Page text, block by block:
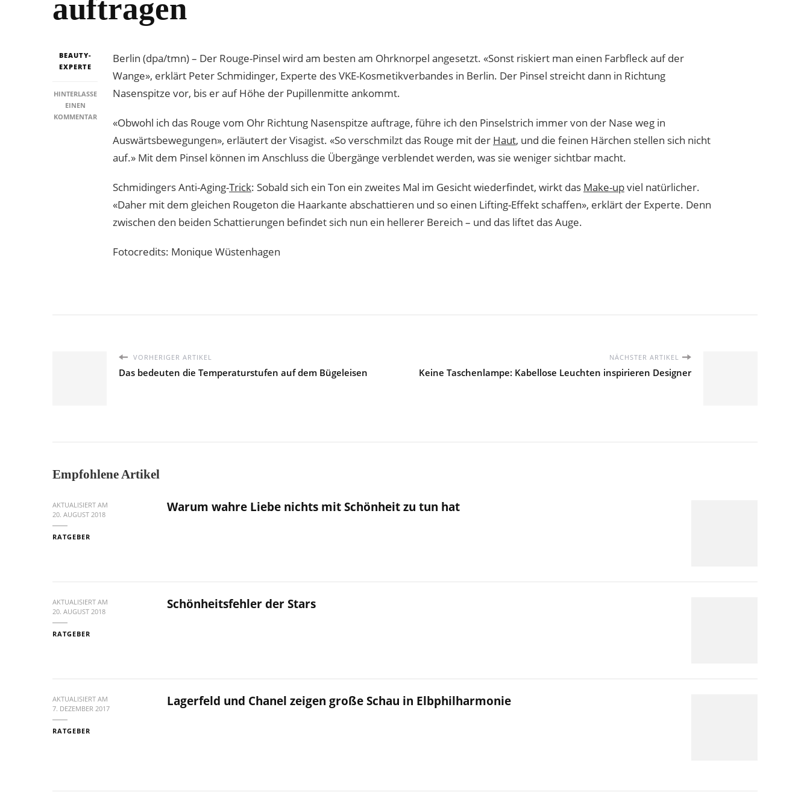
auftragen
BEAUTY-
EXPERTE
HINTERLASSE
EINEN
KOMMENTARZU
ROUGE
AUFTRAGEN
Berlin (dpa/tmn) – Der Rouge-Pinsel wird am besten am Ohrknorpel angesetzt. «Sonst riskiert man einen Farbfleck auf der
Wange», erklärt Peter Schmidinger, Experte des VKE-Kosmetikverbandes in Berlin. Der Pinsel streicht dann in Richtung
Nasenspitze vor, bis er auf Höhe der Pupillenmitte ankommt.
«Obwohl ich das Rouge vom Ohr Richtung Nasenspitze auftrage, führe ich den Pinselstrich immer von der Nase weg in
Auswärtsbewegungen», erläutert der Visagist. «So verschmilzt das Rouge mit der Haut, und die feinen Härchen stellen sich nicht
auf.» Mit dem Pinsel können im Anschluss die Übergänge verblendet werden, was sie weniger sichtbar macht.
Schmidingers Anti-Aging-Trick: Sobald sich ein Ton ein zweites Mal im Gesicht wiederfindet, wirkt das Make-upviel natürlicher.
«Daher mit dem gleichen Rougeton die Haarkante abschattieren und so einen Lifting-Effekt schaffen», erklärt der Experte. Denn
zwischen den beiden Schattierungen befindet sich nun ein hellerer Bereich – und das liftet das Auge.
Fotocredits: Monique Wüstenhagen
VORHERIGER ARTIKEL
Das bedeuten die Temperaturstufen auf dem Bügeleisen
NÄCHSTER ARTIKEL
Keine Taschenlampe: Kabellose Leuchten inspirieren Designer
Empfohlene Artikel
AKTUALISIERT AM
20. AUGUST 2018
RATGEBER
Warum wahre Liebe nichts mit Schönheit zu tun hat
AKTUALISIERT AM
20. AUGUST 2018
RATGEBER
Schönheitsfehler der Stars
AKTUALISIERT AM
7. DEZEMBER 2017
RATGEBER
Lagerfeld und Chanel zeigen große Schau in Elbphilharmonie